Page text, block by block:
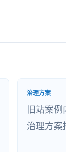
治理方案
旧站案
治理方案